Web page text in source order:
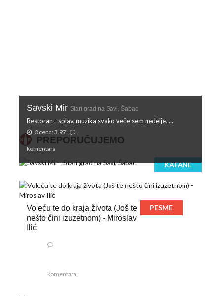
PREPORUČUJEMO
KAFANE
Savski Mir Stari grad na Savi, Šabac
Restoran - splav, muzika svako veče sem nedelje. ...
Ocena: 3.97
komentara
Voleću te do kraja života (Još te
nešto čini izuzetnom) - Miroslav
Ilić
PESME
komentara